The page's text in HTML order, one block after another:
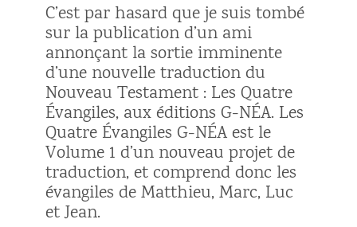
C’est par hasard que je suis tombé
sur la publication d’un ami
annonçant la sortie imminente
d’une nouvelle traduction du
Nouveau Testament : Les Quatre
Évangiles, aux éditions G-NÉA. Les
Quatre Évangiles G-NÉA est le
Volume 1 d’un nouveau projet de
traduction, et comprend donc les
évangiles de Matthieu, Marc, Luc
et Jean.